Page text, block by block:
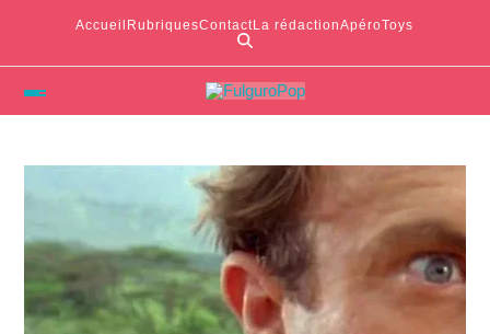
Accueil RubriquesContactLa rédactionApéroToys